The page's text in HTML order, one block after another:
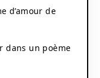
d’amour de
dans un poème